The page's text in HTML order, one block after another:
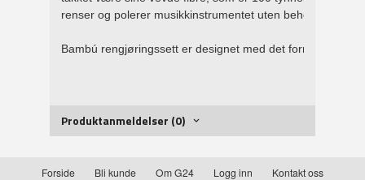
renser og polerer musikkinstrumentet uten behov for
Bambú rengjøringssett er designet med det formål å
Produktanmeldelser (0)
Forside Bli kunde Om G24 Logg inn Kontakt oss